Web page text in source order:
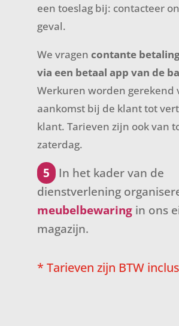
een toeslag bij: contacteer
geval.
We vragen contante
via een betaal app van de
Werkuren worden gerekend
aankomst bij de klant tot
klant. Tarieven zijn ook van
zaterdag.
5
In het kader van de
dienstverlening
meubelbewaringin ons
magazijn.
* Tarieven zijn BTW